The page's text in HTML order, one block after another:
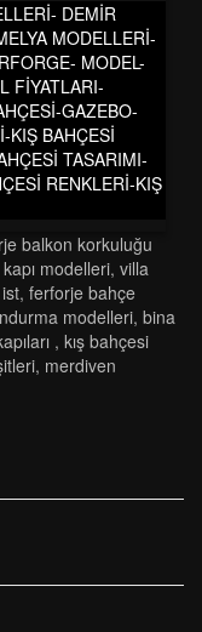
DEMİR
MODELLERİ-
MODEL-
FİYATLARI-
GAZEBO-
KIŞ BAHÇESİ
TASARIMI-
RENKLERİ-KIŞ
balkon korkuluğu
modelleri̇, vi̇lla
, ferforje bahçe
modelleri̇, bi̇na
, kiş bahçesi̇
, merdi̇ven